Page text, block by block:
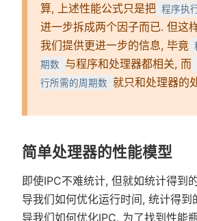
算, 上述性能公式只是把 程序执
进一步拆成两个因子而已. 但这
我们提供更进一步的信息, 毕竟
期数
与程序和处理器都相关, 而
行所需的周期数 就只和处理器的
简单处理器的性能模型
即使IPC不难统计, 但就如统计得到
导我们如何优化运行时间, 统计得到
导我们如何优化IPC. 为了找到性能